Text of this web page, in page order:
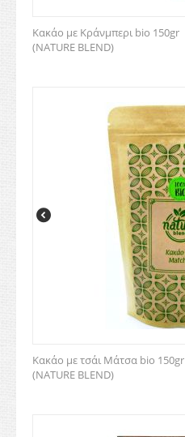
Κακάο με Κράνμπερι bio 150gr
(NATURE BLEND)
Κακάο με τσάι Μάτσα bio 150gr
(NATURE BLEND)